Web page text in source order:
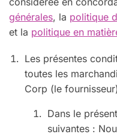
générales, la politique
et la politique en
Les présentes
toutes les
Corp (le
Dans le
suivantes :